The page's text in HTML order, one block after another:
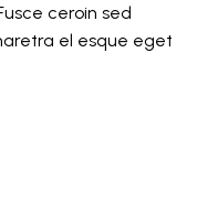
ceroin sed
el esque eget